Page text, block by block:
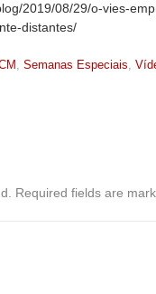
2019/08/29/o-vies-
distantes/
Semanas Especiais
Required fields are